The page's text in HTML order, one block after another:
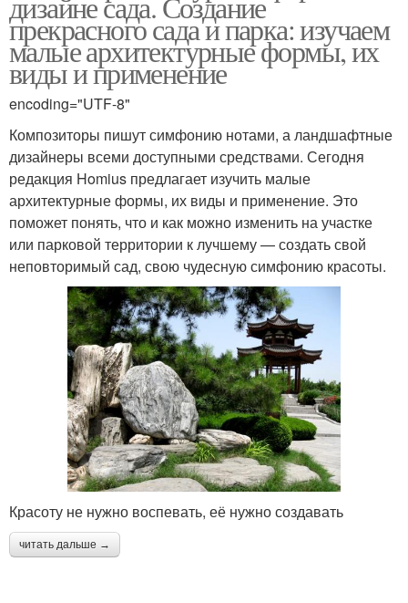
прекрасного сада и парка: изучаем
малые архитектурные формы, их
виды и применение
encoding="UTF-8"
Композиторы пишут симфонию нотами, а ландшафтные
дизайнеры всеми доступными средствами. Сегодня
редакция Homius предлагает изучить малые
архитектурные формы, их виды и применение. Это
поможет понять, что и как можно изменить на участке
или парковой территории к лучшему — создать свой
неповторимый сад, свою чудесную симфонию красоты.
Красоту не нужно воспевать, её нужно создавать
читать дальше →